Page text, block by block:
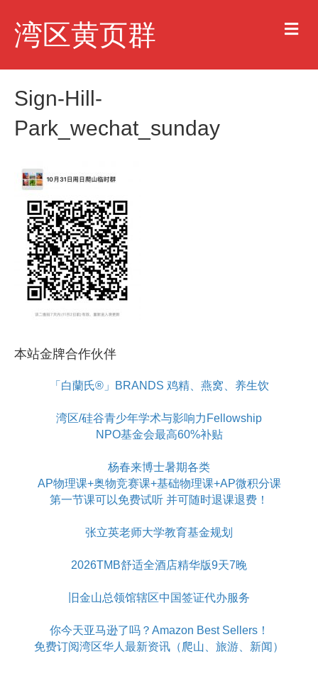
湾区黄页群 M
e
u
Sign-Hill-
Park_wechat_sunday
本站金牌合作伙伴
「白蘭氏®」BRANDS 鸡精、燕窝、养生饮
湾区/硅谷青少年学术与影响力Fellowship
NPO基金会最高60%补贴
杨春来博士暑期各类
AP物理课+奥物竞赛课+基础物理课+AP微积分课
第一节课可以免费试听 并可随时退课退费！
张立英老师大学教育基金规划
2026TMB舒适全酒店精华版9天7晚
旧金山总领馆辖区中国签证代办服务
你今天亚马逊了吗？Amazon Best Sellers！
免费订阅湾区华人最新资讯（爬山、旅游、新闻）